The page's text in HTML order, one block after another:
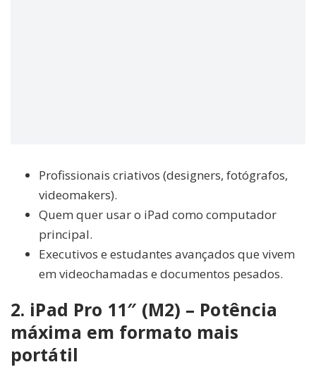
Profissionais criativos (designers, fotógrafos,
videomakers).
Quem quer usar o iPad como computador
principal.
Executivos e estudantes avançados que vivem
em videochamadas e documentos pesados.
2. iPad Pro 11″ (M2) – Potência
máxima em formato mais
portátil